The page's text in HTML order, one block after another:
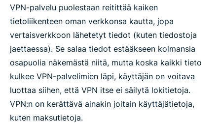
VPN-palvelu puolestaan reitittää kaiken
tietoliikenteen oman verkkonsa kautta, jopa
vertaisverkkoon lähetetyt tiedot (kuten tiedostoja
jaettaessa). Se salaa tiedot estääkseen kolmansia
osapuolia näkemästä niitä, mutta koska kaikki tieto
kulkee VPN-palvelimien läpi, käyttäjän on voitava
luottaa siihen, että VPN itse ei säilytä lokitietoja.
VPN:n on kerättävä ainakin joitain käyttäjätietoja,
kuten maksutietoja.